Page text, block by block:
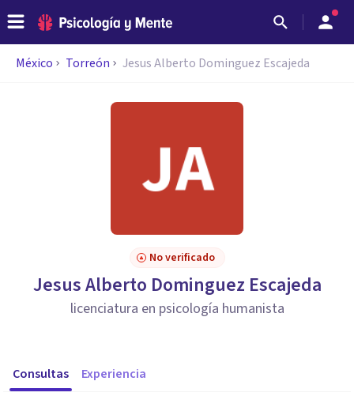
México Torreón Jesus Alberto Dominguez Escajeda
No verificado
Jesus Alberto Dominguez Escajeda
licenciatura en psicología humanista
Consultas Experiencia